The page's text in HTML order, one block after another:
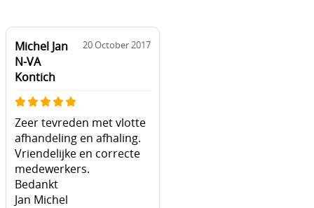
Michel Jan
N-VA
Kontich
20 October 2017
Zeer tevreden met vlotte
afhandeling en afhaling.
Vriendelijke en correcte
medewerkers.
Bedankt
Jan Michel